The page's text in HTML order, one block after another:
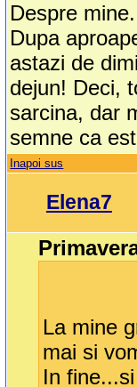
Despre
Dupa
astazi de
dejun! Deci,
sarcina, dar
semne ca
Inapoi sus
Elena7
La mine
mai si
In